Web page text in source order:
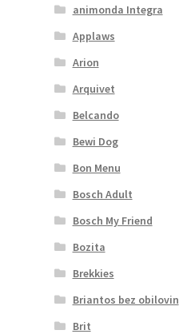
animonda Integra
Applaws
Arion
Arquivet
Belcando
Bewi Dog
Bon Menu
Bosch Adult
Bosch My Friend
Bozita
Brekkies
Briantos bez obilovin
Brit